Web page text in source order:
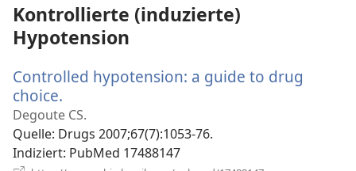
Kontrollierte (induzierte)
Hypotension
Controlled hypotension: a guide to drug
choice.
neues
Fenster)
Degoute CS.
Quelle‎: Drugs 2007;67(7):1053-76.
Indiziert‎: PubMed 17488147